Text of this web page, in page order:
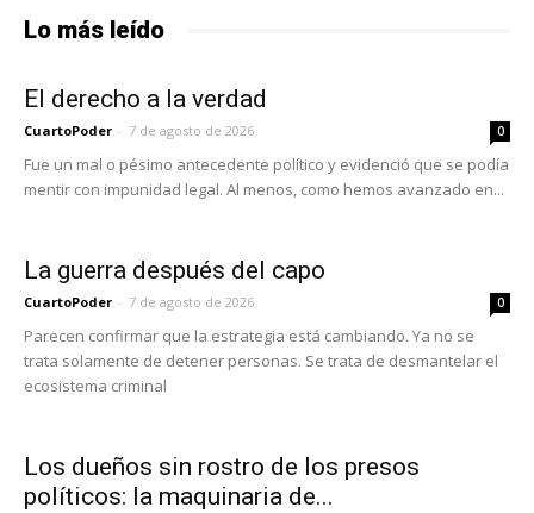
Lo más leído
El derecho a la verdad
CuartoPoder - 7 de agosto de 2026 0
Fue un mal o pésimo antecedente político y evidenció que se podía
mentir con impunidad legal. Al menos, como hemos avanzado en...
La guerra después del capo
CuartoPoder - 7 de agosto de 2026 0
Parecen confirmar que la estrategia está cambiando. Ya no se
trata solamente de detener personas. Se trata de desmantelar el
ecosistema criminal
Los dueños sin rostro de los presos
políticos: la maquinaria de...